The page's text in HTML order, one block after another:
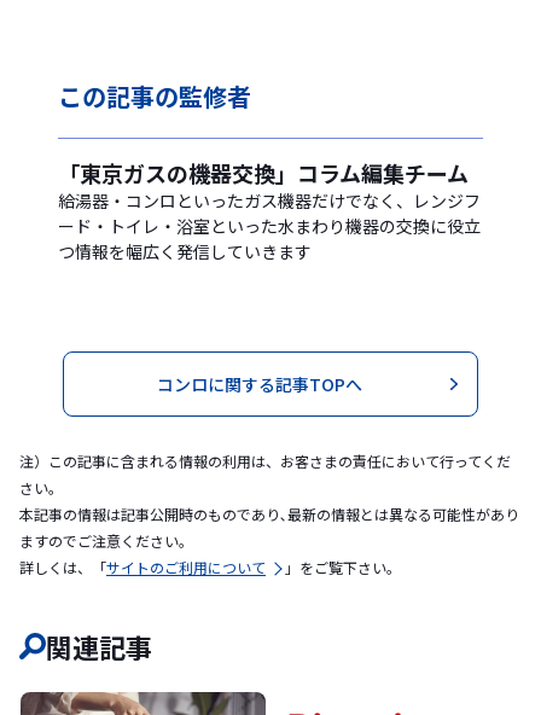
この記事の監修者
「東京ガスの機器交換」コラム編集チーム
給湯器・コンロといったガス機器だけでなく、レンジフ
ード・トイレ・浴室といった水まわり機器の交換に役立
つ情報を幅広く発信していきます
コンロに関する記事TOPへ
注）この記事に含まれる情報の利用は、お客さまの責任において行ってくだ
さい。
本記事の情報は記事公開時のものであり､最新の情報とは異なる可能性があり
ますのでご注意ください｡
詳しくは、「サイトのご利用について 」をご覧下さい。
関連記事